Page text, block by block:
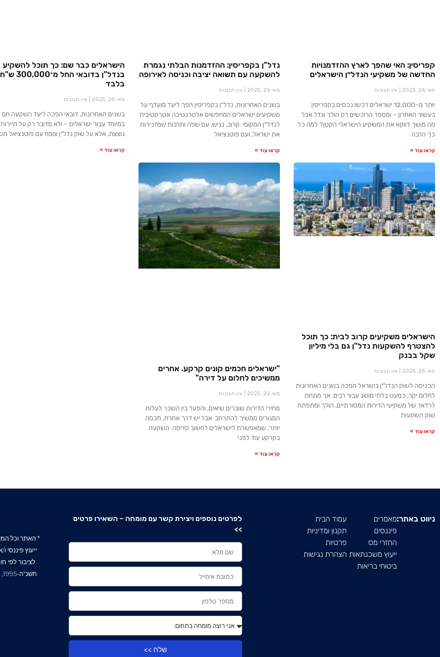
קפריסין: האי שהפך לארץ ההזדמנויות
החדשה של משקיעי הנדל״ן הישראלים
מאי 26, 2025 אין תגובות
יותר מ-12,000 ישראלים רכשו נכסים בקפריסין
בעשור האחרון – ומספר הרוכשים רק הולך וגדל.אבל
מה מושך דווקא את המשקיע הישראלי הקטן? למה כל
כך הרבה
קראו עוד »
נדל"ן בקפריסין: ההזדמנות הבלתי נגמרת
להשקעה עם תשואה יציבה וכניסה לאירופה
מאי 26, 2025 אין תגובות
בשנים האחרונות, נדל"ן בקפריסין הפך ליעד מועדף על
משקיעים ישראלים המחפשים אלטרנטיבה אטרקטיבית
לנדל"ן המקומי. קרוב, נגיש, עם שפה ותרבות שמזכירות
את ישראל, ועם פוטנציאל
קראו עוד »
הישראלים כבר שם: כך תוכל להשקיע
בנדל"ן בדובאי החל מ־300,000 ש"ח
בלבד
מאי 26, 2025 אין תגובות
בשנים האחרונות, דובאי הפכה ליעד השקעה חם
במיוחד עבור ישראלים – ולא מדובר רק על תיירות
נוצצת, אלא על שוק נדל"ן צומח עם פוטנציאל
קראו עוד »
הישראלים משקיעים קרוב לבית: כך תוכל
להצטרף להשקעות נדל"ן גם בלי מיליון
שקל בבנק
מאי 26, 2025 אין תגובות
הכניסה לשוק הנדל"ן בישראל הפכה בשנים האחרונות
לחלום יקר, כמעט בלתי מושג עבור רבים. אך מתחת
לרדאר של משקיעי הדירות המסורתיים, הולך ומתפתח
שוק השקעות
קראו עוד »
"ישראלים חכמים קונים קרקע. אחרים
ממשיכים לחלום על דירה"
מאי 22, 2025 אין תגובות
מחירי הדירות שוברים שיאים, והפער בין השכר לעלות
המגורים ממשיך להתרחב. אבל יש דרך אחרת, חכמה
יותר, שמאפשרת לישראלים לחשוב קדימה: השקעה
בקרקע עוד לפני
קראו עוד »
ניווט באתר:מאמרים
פיננסים
החזרי מס
ייעוץ משכנתאות
ביטוחי בריאות
עמוד הבית
תקנון ומדיניות
פרטיות
הצהרת נגישות
לפרטים נוספים ויצירת קשר עם מומחה – השאירו פרטים
>>
שלח >>
* האתר וכל
ייעוץ
לציבור לפי